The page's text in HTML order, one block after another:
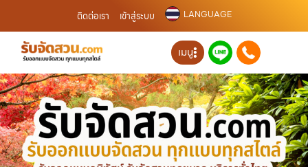
ติดต่อเรา เข้าสู่ระบบ LANGUAGE
เมนู